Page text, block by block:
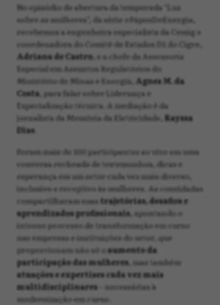
No episódio de abertura da temporada "Luz
sobre as mulheres", da série #PaposDeEnergia,
recebemos a engenheira especialista da Cemig e
coordenadora do Comitê de Estudos D1 do Cigre,
Adriana de Castro, e a chefe da Assessoria
Especial em Assuntos Regulatórios do
Ministério de Minas e Energia, Agnes M. da
Costa, para falar sobre Liderança e
Especialização técnica. A mediação é da
jornalista da Memória da Eletricidade, Rayssa
Dias.
Foram mais de 100 participantes ao vivo em uma
conversa recheada de testemunhos, dicas e
esperança em um setor cada vez mais diverso,
inclusivo e receptivo às mulheres. As convidadas
compartilharam suastrajetórias, desafios e
aprendizados profissionais, apontando o
intenso processo de transformação em curso
nas empresas e instituições do setor, que
proporcionam não só o aumento da
participação das mulheres, mas também
atuações e expertises cada vez mais
multidisciplinares– necessárias à
modernização em curso.